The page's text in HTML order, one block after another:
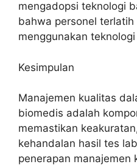
mengadopsi teknologi
bahwa personel
menggunakan
Kesimpulan
Manajemen kualitas
biomedis adalah
memastikan
kehandalan hasil tes
penerapan manajemen